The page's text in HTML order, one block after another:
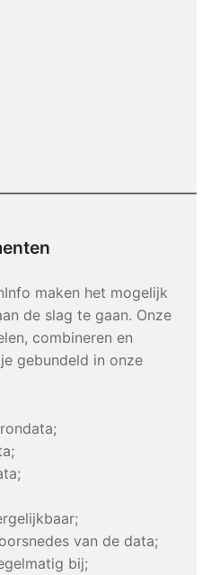
maken het mogelijk
de slag te gaan. Onze
combineren en
gebundeld in onze
van de data;
bij;